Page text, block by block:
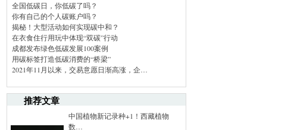
全国低碳日，你低碳了吗？
你有自己的个人碳账户吗？
揭秘！大型活动如何实现碳中和？
在衣食住行用玩中体现“双碳”行动
成都发布绿色低碳发展100案例
用碳标签打造低碳消费的“桥梁”
2021年11月以来，交易意愿日渐高涨，企…
推荐文章
中国植物新记录种+1！西藏植物
数…